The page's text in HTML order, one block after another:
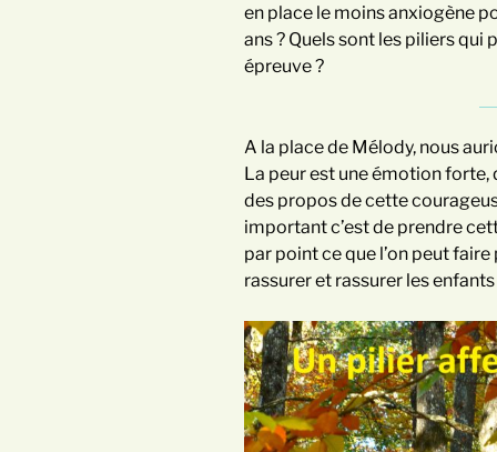
en place le moins anxiogène
ans ? Quels sont les piliers
épreuve ?
A la place de Mélody, nous
La peur est une émotion forte,
des propos de cette
important c’est de prendre
par point ce que l’on peut
rassurer et rassurer les